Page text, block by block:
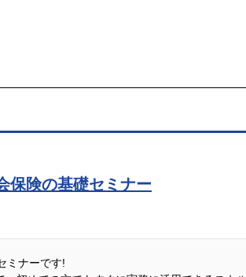
保険の基礎セミナー
ミナーです!